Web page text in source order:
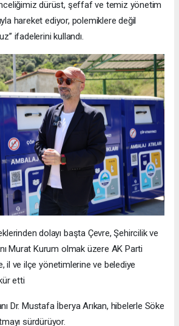
dürüst, şeffaf ve temiz yönetim
hareket ediyor, polemiklere değil
ifadelerini kullandı.
dolayı başta Çevre, Şehircilik ve
Murat Kurum olmak üzere AK Parti
il ve ilçe yönetimlerine ve belediye
etti
Dr. Mustafa İberya Arıkan, hibelerle Söke
sürdürüyor.